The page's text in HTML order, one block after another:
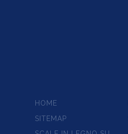
HOME
SITEMAP